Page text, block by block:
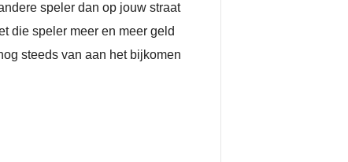
speler dan op jouw straat
die speler meer en meer geld
steeds van aan het bijkomen